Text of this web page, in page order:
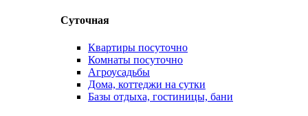
Суточная
Квартиры посуточно
Комнаты посуточно
Агроусадьбы
Дома, коттеджи на сутки
Базы отдыха, гостиницы, бани